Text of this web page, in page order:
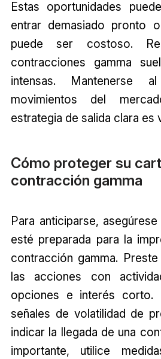
Estas oportunidades
entrar demasiado pronto
puede ser costoso.
contracciones gamma
intensas.
movimientos del
estrategia de salida clara es
Cómo proteger su
contracción gamma
Para anticiparse,
esté preparada para la
contracción gamma.
las acciones con
opciones e interés corto.
señales de volatilidad de
indicar la llegada de una
importante, utilice